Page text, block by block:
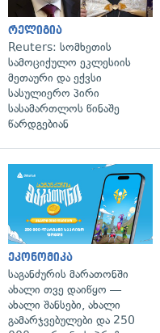
რელიგია
Reuters: სომხეთის
სამოციქულო ეკლესიის
მეთაური და ექვსი
სასულიერო პირი
სასამართლოს წინაშე
წარდგებიან
ეკონომიკა
საგანძურის მარათონში
ახალი თვე დაიწყო —
ახალი შანსები, ახალი
გამარჯვებულები და 250